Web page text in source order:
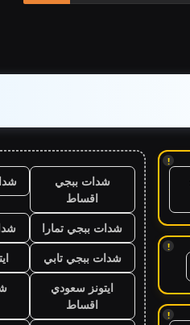
!
!
!
شدات ببجي
اقساط
شدات ببجي تمارا
شدات ببجي تابي
ايتونز سعودي
اقساط